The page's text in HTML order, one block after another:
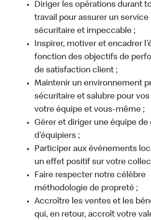
Diriger les opérations durant
travail pour assurer un service
sécuritaire et impeccable ;
Inspirer, motiver et encadrer
fonction des objectifs de
de satisfaction client ;
Maintenir un environnement
sécuritaire et salubre pour
votre équipe et vous-même ;
Gérer et diriger une équipe de
d’équipiers ;
Participer aux événements
un effet positif sur votre
Faire respecter notre célèbre
méthodologie de propreté ;
Accroître les ventes et les
qui, en retour, accroît votre